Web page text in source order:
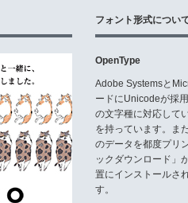
但し、なお希望される場合は状
6) 本タカ書体のうち角系フォン
ん。同じく本タカ書体のうち丸
出来ません。又、本タカ書体の
とも一切出来ません。
7) 本タカ書体製品の全部または
とは著作権侵害となりますので
8) 本タカ書体製品は通常の使用
品購入後30日以内に弊社宛に返
9) 本タカ書体製品の保証は、上
こと、さらに本タカ書体製品使
フォント形式につい
OpenType
Adobe Systemsと
ードにUnicodeが採
の文字種に対応して
を持っています。ま
のデータを都度プリ
ックダウンロード」
置にインストールさ
す。